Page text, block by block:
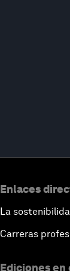
Enlaces
La
Carreras
Ediciones